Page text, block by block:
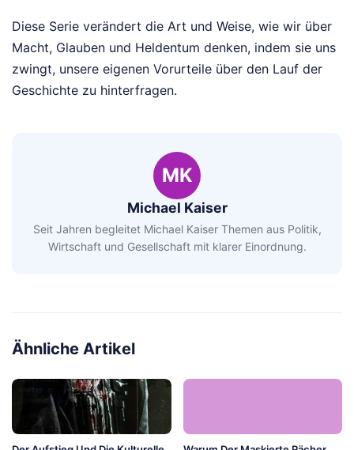
Diese Serie verändert die Art und Weise, wie wir über
Macht, Glauben und Heldentum denken, indem sie uns
zwingt, unsere eigenen Vorurteile über den Lauf der
Geschichte zu hinterfragen.
MK
Michael Kaiser
Seit Jahren begleitet Michael Kaiser Themen aus Politik,
Wirtschaft und Gesellschaft mit klarer Einordnung.
Ähnliche Artikel